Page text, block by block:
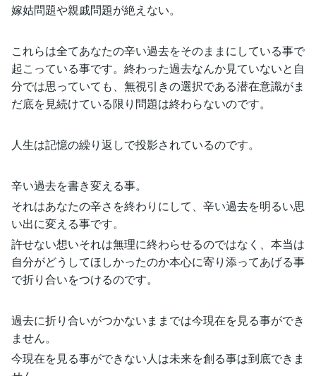
嫁姑問題や親戚問題が絶えない。
これらは全てあなたの辛い過去をそのままにしている事で
起こっている事です。終わった過去なんか見ていないと自
分では思っていても、無視引きの選択である潜在意識がま
だ底を見続けている限り問題は終わらないのです。
人生は記憶の繰り返しで投影されているのです。
辛い過去を書き変える事。
それはあなたの辛さを終わりにして、辛い過去を明るい思
い出に変える事です。
許せない想いそれは無理に終わらせるのではなく、本当は
自分がどうしてほしかったのか本心に寄り添ってあげる事
で折り合いをつけるのです。
過去に折り合いがつかないままでは今現在を見る事ができ
ません。
今現在を見る事ができない人は未来を創る事は到底できま